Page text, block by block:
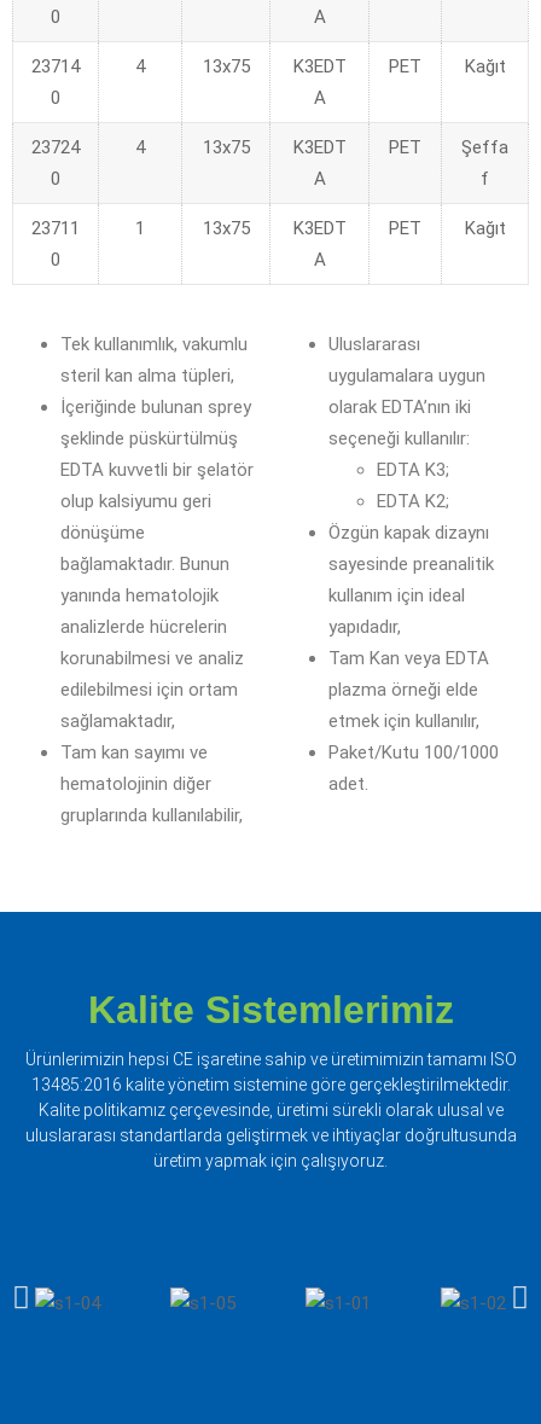
0
A
23714
0
4 13x75
K3EDT
A
PET Kağıt
23724
0
4 13x75
K3EDT
A
PET
Şeffa
f
23711
0
1 13x75
K3EDT
A
PET Kağıt
Tek kullanımlık, vakumlu
steril kan alma tüpleri,
İçeriğinde bulunan sprey
şeklinde püskürtülmüş
EDTA kuvvetli bir şelatör
olup kalsiyumu geri
dönüşüme
bağlamaktadır. Bunun
yanında hematolojik
analizlerde hücrelerin
korunabilmesi ve analiz
edilebilmesi için ortam
sağlamaktadır,
Tam kan sayımı ve
hematolojinin diğer
gruplarında kullanılabilir,
Uluslararası
uygulamalara uygun
olarak EDTA’nın iki
seçeneği kullanılır:
EDTA K3;
EDTA K2;
Özgün kapak dizaynı
sayesinde preanalitik
kullanım için ideal
yapıdadır,
Tam Kan veya EDTA
plazma örneği elde
etmek için kullanılır,
Paket/Kutu 100/1000
adet.
Kalite Sistemlerimiz
Ürünlerimizin hepsi CE işaretine sahip ve üretimimizin tamamı ISO
13485:2016 kalite yönetim sistemine göre gerçekleştirilmektedir.
Kalite politikamız çerçevesinde, üretimi sürekli olarak ulusal ve
uluslararası standartlarda geliştirmek ve ihtiyaçlar doğrultusunda
üretim yapmak için çalışıyoruz.